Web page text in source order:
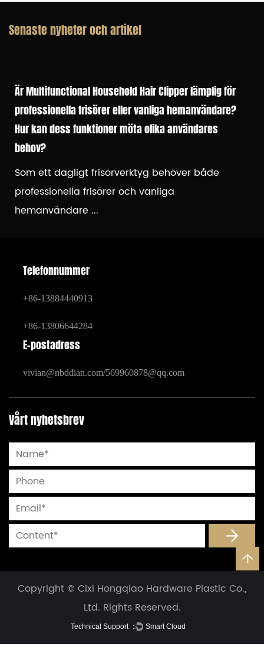
Senaste nyheter och artikel
Är Multifunctional Household Hair Clipper lämplig för
professionella frisörer eller vanliga hemanvändare?
Hur kan dess funktioner möta olika användares
behov?
Som ett dagligt frisörverktyg behöver både
professionella frisörer och vanliga
hemanvändare ...
Telefonnummer
+86-13884440913
+86-13806644284
E-postadress
vivian@nbddian.com/569960878@qq.com
Vårt nyhetsbrev
Copyright © Cixi Hongqiao Hardware Plastic Co.,
Ltd. Rights Reserved.
Technical Support ： Smart Cloud